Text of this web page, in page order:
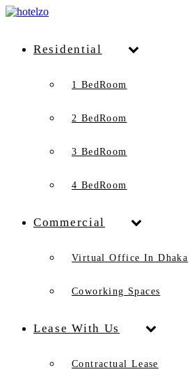
Residential
1 BedRoom
2 BedRoom
3 BedRoom
4 BedRoom
Commercial
Virtual Office In Dhaka
Coworking Spaces
Lease With Us
Contractual Lease